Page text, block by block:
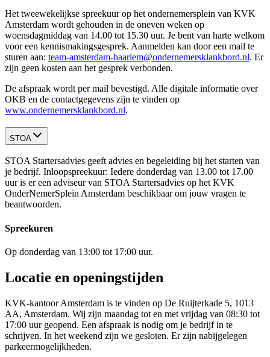
Het tweewekelijkse spreekuur op het ondernemersplein van KVK
Amsterdam wordt gehouden in de oneven weken op
woensdagmiddag van 14.00 tot 15.30 uur. Je bent van harte welkom
voor een kennismakingsgesprek. Aanmelden kan door een mail te
sturen aan: team-amsterdam-haarlem@ondernemersklankbord.nl. Er
zijn geen kosten aan het gesprek verbonden.
De afspraak wordt per mail bevestigd. Alle digitale informatie over
OKB en de contactgegevens zijn te vinden op
www.ondernemersklankbord.nl.
STOA
STOA Startersadvies geeft advies en begeleiding bij het starten van
je bedrijf. Inloopspreekuur: Iedere donderdag van 13.00 tot 17.00
uur is er een adviseur van STOA Startersadvies op het KVK
OnderNemerSplein Amsterdam beschikbaar om jouw vragen te
beantwoorden.
Spreekuren
Op donderdag van 13:00 tot 17:00 uur.
Locatie en openingstijden
KVK-kantoor Amsterdam is te vinden op De Ruijterkade 5, 1013
AA, Amsterdam. Wij zijn maandag tot en met vrijdag van 08:30 tot
17:00 uur geopend. Een afspraak is nodig om je bedrijf in te
schrijven. In het weekend zijn we gesloten. Er zijn nabijgelegen
parkeermogelijkheden.